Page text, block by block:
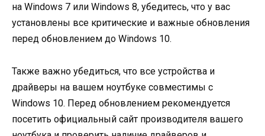
на Windows 7 или Windows 8, убедитесь, что у вас
установлены все критические и важные обновления
перед обновлением до Windows 10.
Также важно убедиться, что все устройства и
драйверы на вашем ноутбуке совместимы с
Windows 10. Перед обновлением рекомендуется
посетить официальный сайт производителя вашего